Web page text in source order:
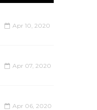
Apr 10, 2020
Apr 07, 2020
Apr 06, 2020